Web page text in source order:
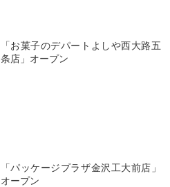
「お菓子のデパートよしや西大路五
条店」オープン
「パッケージプラザ金沢工大前店」
オープン